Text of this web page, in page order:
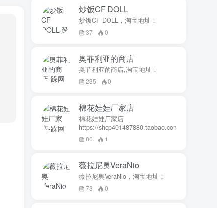
炒饭CF DOLL
炒饭CF DOLL，淘宝地址：
37 0
奥菲利亚的商店
奥菲利亚的商店,淘宝地址：
235 0
棉花娃娃厂家店
棉花娃娃厂家店
https://shop401487880.taobao.com/
86 1
薇拉尼奥VeraNio
薇拉尼奥VeraNio，淘宝地址：
73 0